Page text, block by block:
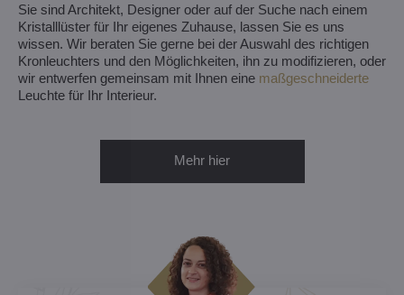
Sie sind Architekt, Designer oder auf der Suche nach einem
Kristalllüster für Ihr eigenes Zuhause, lassen Sie es uns
wissen. Wir beraten Sie gerne bei der Auswahl des richtigen
Kronleuchters und den Möglichkeiten, ihn zu modifizieren, oder
wir entwerfen gemeinsam mit Ihnen eine maßgeschneiderte
Leuchte für Ihr Interieur.
Mehr hier